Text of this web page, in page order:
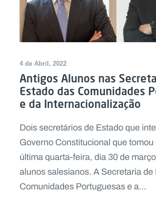
4 de Abril, 2022
Antigos Alunos nas
Estado das Comunidades
e da Internacionalização
Dois secretários de Estado que
Governo Constitucional que
última quarta-feira, dia 30 de
alunos salesianos. A Secretaria
Comunidades Portuguesas e a...